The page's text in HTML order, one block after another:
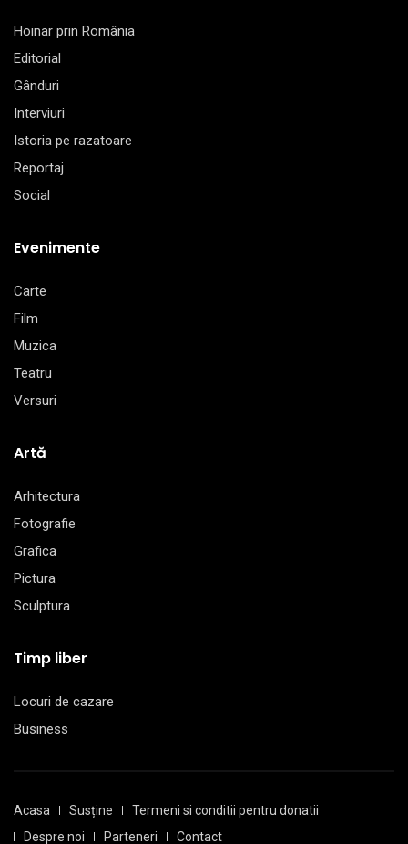
Hoinar prin România
Editorial
Gânduri
Interviuri
Istoria pe razatoare
Reportaj
Social
Evenimente
Carte
Film
Muzica
Teatru
Versuri
Artă
Arhitectura
Fotografie
Grafica
Pictura
Sculptura
Timp liber
Locuri de cazare
Business
Acasa Susține
Termeni si conditii pentru donatii
Despre noi
Parteneri Contact